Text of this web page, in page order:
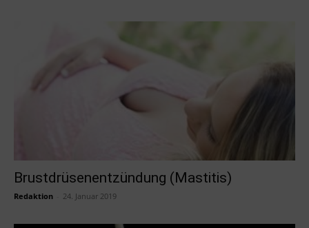
Brustdrüsenentzündung (Mastitis)
Redaktion 24. Januar 2019